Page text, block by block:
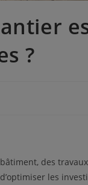
?
des
les